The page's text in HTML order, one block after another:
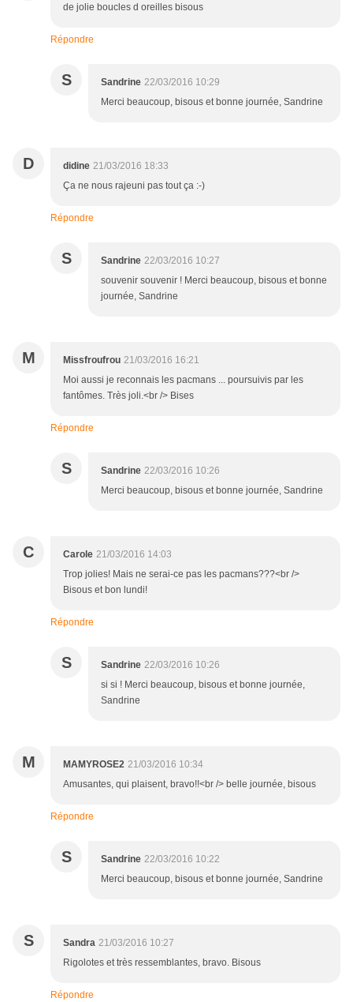
de jolie boucles d oreilles bisous
Répondre
S Sandrine 22/03/2016 10:29
Merci beaucoup, bisous et bonne journée, Sandrine
D didine 21/03/2016 18:33
Ça ne nous rajeuni pas tout ça :-)
Répondre
S Sandrine 22/03/2016 10:27
souvenir souvenir ! Merci beaucoup, bisous et bonne
journée, Sandrine
M Missfroufrou 21/03/2016 16:21
Moi aussi je reconnais les pacmans ... poursuivis par les
fantômes. Très joli.<br /> Bises
Répondre
S Sandrine 22/03/2016 10:26
Merci beaucoup, bisous et bonne journée, Sandrine
C Carole 21/03/2016 14:03
Trop jolies! Mais ne serai-ce pas les pacmans???<br />
Bisous et bon lundi!
Répondre
S Sandrine 22/03/2016 10:26
si si ! Merci beaucoup, bisous et bonne journée,
Sandrine
M MAMYROSE2 21/03/2016 10:34
Amusantes, qui plaisent, bravo!!<br /> belle journée, bisous
Répondre
S Sandrine 22/03/2016 10:22
Merci beaucoup, bisous et bonne journée, Sandrine
S Sandra 21/03/2016 10:27
Rigolotes et très ressemblantes, bravo. Bisous
Répondre